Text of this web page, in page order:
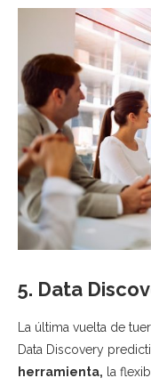
5. Data
La última vuelta de
Data Discovery
herramienta, la